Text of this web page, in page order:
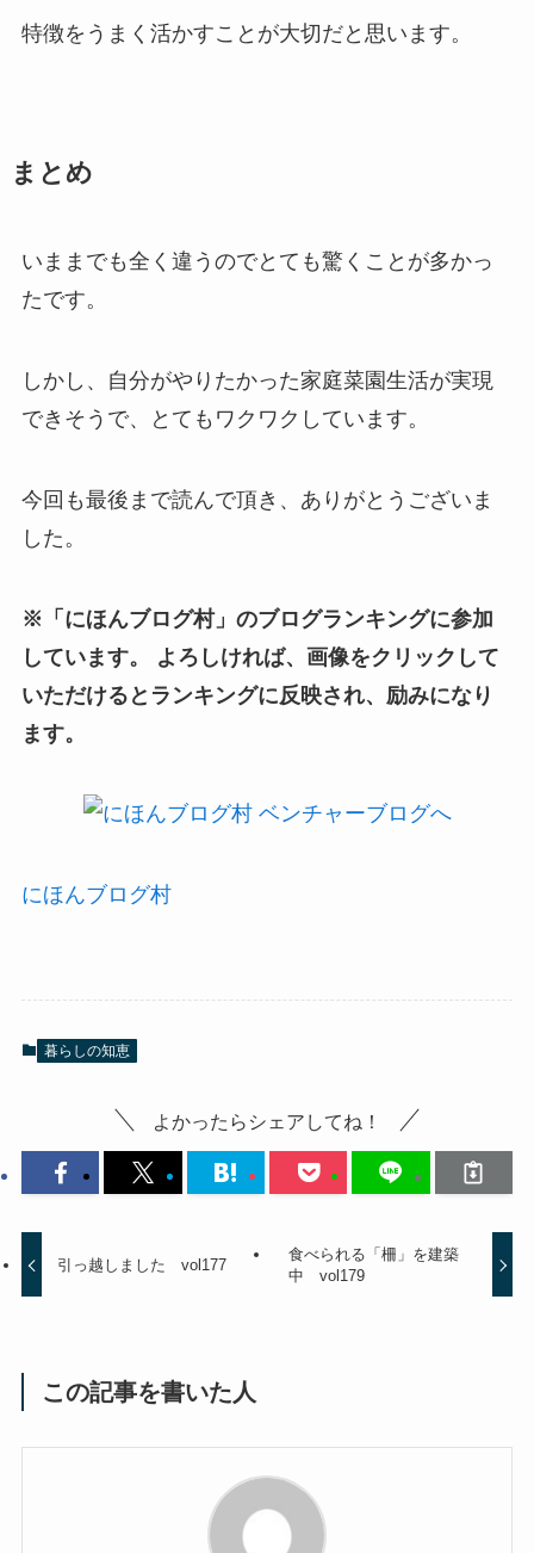
特徴をうまく活かすことが大切だと思います。
まとめ
いままでも全く違うのでとても驚くことが多かっ
たです。
しかし、自分がやりたかった家庭菜園生活が実現
できそうで、とてもワクワクしています。
今回も最後まで読んで頂き、ありがとうございま
した。
※「にほんブログ村」のブログランキングに参加
しています。 よろしければ、画像をクリックして
いただけるとランキングに反映され、励みになり
ます。
にほんブログ村
暮らしの知恵
よかったらシェアしてね！
引っ越しました vol177
食べられる「柵」を建築
中 vol179
この記事を書いた人